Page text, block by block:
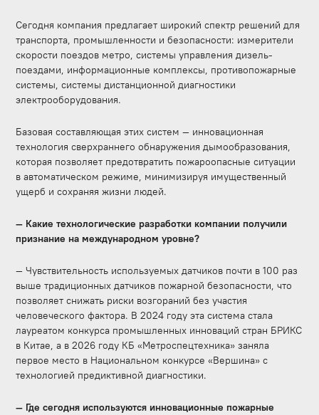
Сегодня компания предлагает широкий спектр решений для
транспорта, промышленности и безопасности: измерители
скорости поездов метро, системы управления дизель-
поездами, информационные комплексы, противопожарные
системы, системы дистанционной диагностики
электрооборудования.
Базовая составляющая этих систем — инновационная
технология сверхраннего обнаружения дымообразования,
которая позволяет предотвратить пожароопасные ситуации
в автоматическом режиме, минимизируя имущественный
ущерб и сохраняя жизни людей.
— Какие технологические разработки компании получили
признание на международном уровне?
— Чувствительность используемых датчиков почти в 100 раз
выше традиционных датчиков пожарной безопасности, что
позволяет снижать риски возгораний без участия
человеческого фактора. В 2024 году эта система стала
лауреатом конкурса промышленных инноваций стран БРИКС
в Китае, а в 2026 году КБ «Метроспецтехника» заняла
первое место в Национальном конкурсе «Вершина» с
технологией предиктивной диагностики.
— Где сегодня используются инновационные пожарные